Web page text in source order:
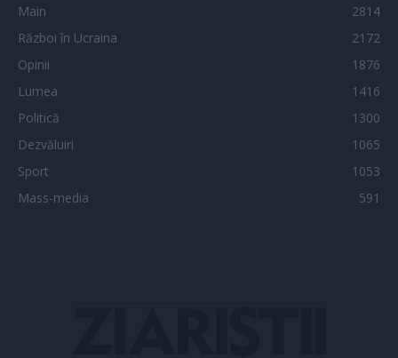
Main
2814
Război în Ucraina
2172
Opinii
1876
Lumea
1416
Politică
1300
Dezvăluiri
1065
Sport
1053
Mass-media
591